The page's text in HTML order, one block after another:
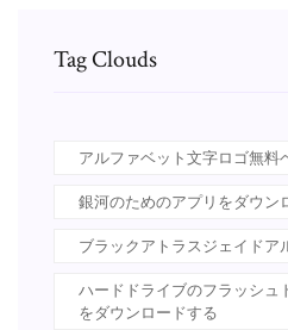
Tag Clouds
アルファベット文字ロゴ無料
銀河のためのアプリをダウン
ブラックアトラスジェイドア
ハードドライブのフラッシュ
をダウンロードする